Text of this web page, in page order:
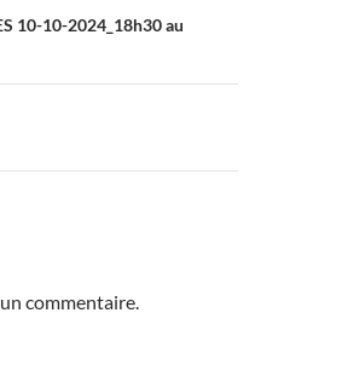
10-10-2024_18h30 au
commentaire.